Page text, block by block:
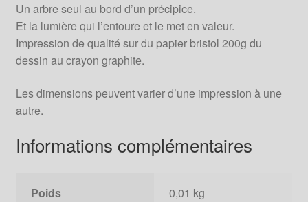
Un arbre seul au bord d’un précipice.
Et la lumière qui l’entoure et le met en valeur.
Impression de qualité sur du papier bristol 200g du
dessin au crayon graphite.
Les dimensions peuvent varier d’une impression à une
autre.
Informations complémentaires
Poids 0,01 kg